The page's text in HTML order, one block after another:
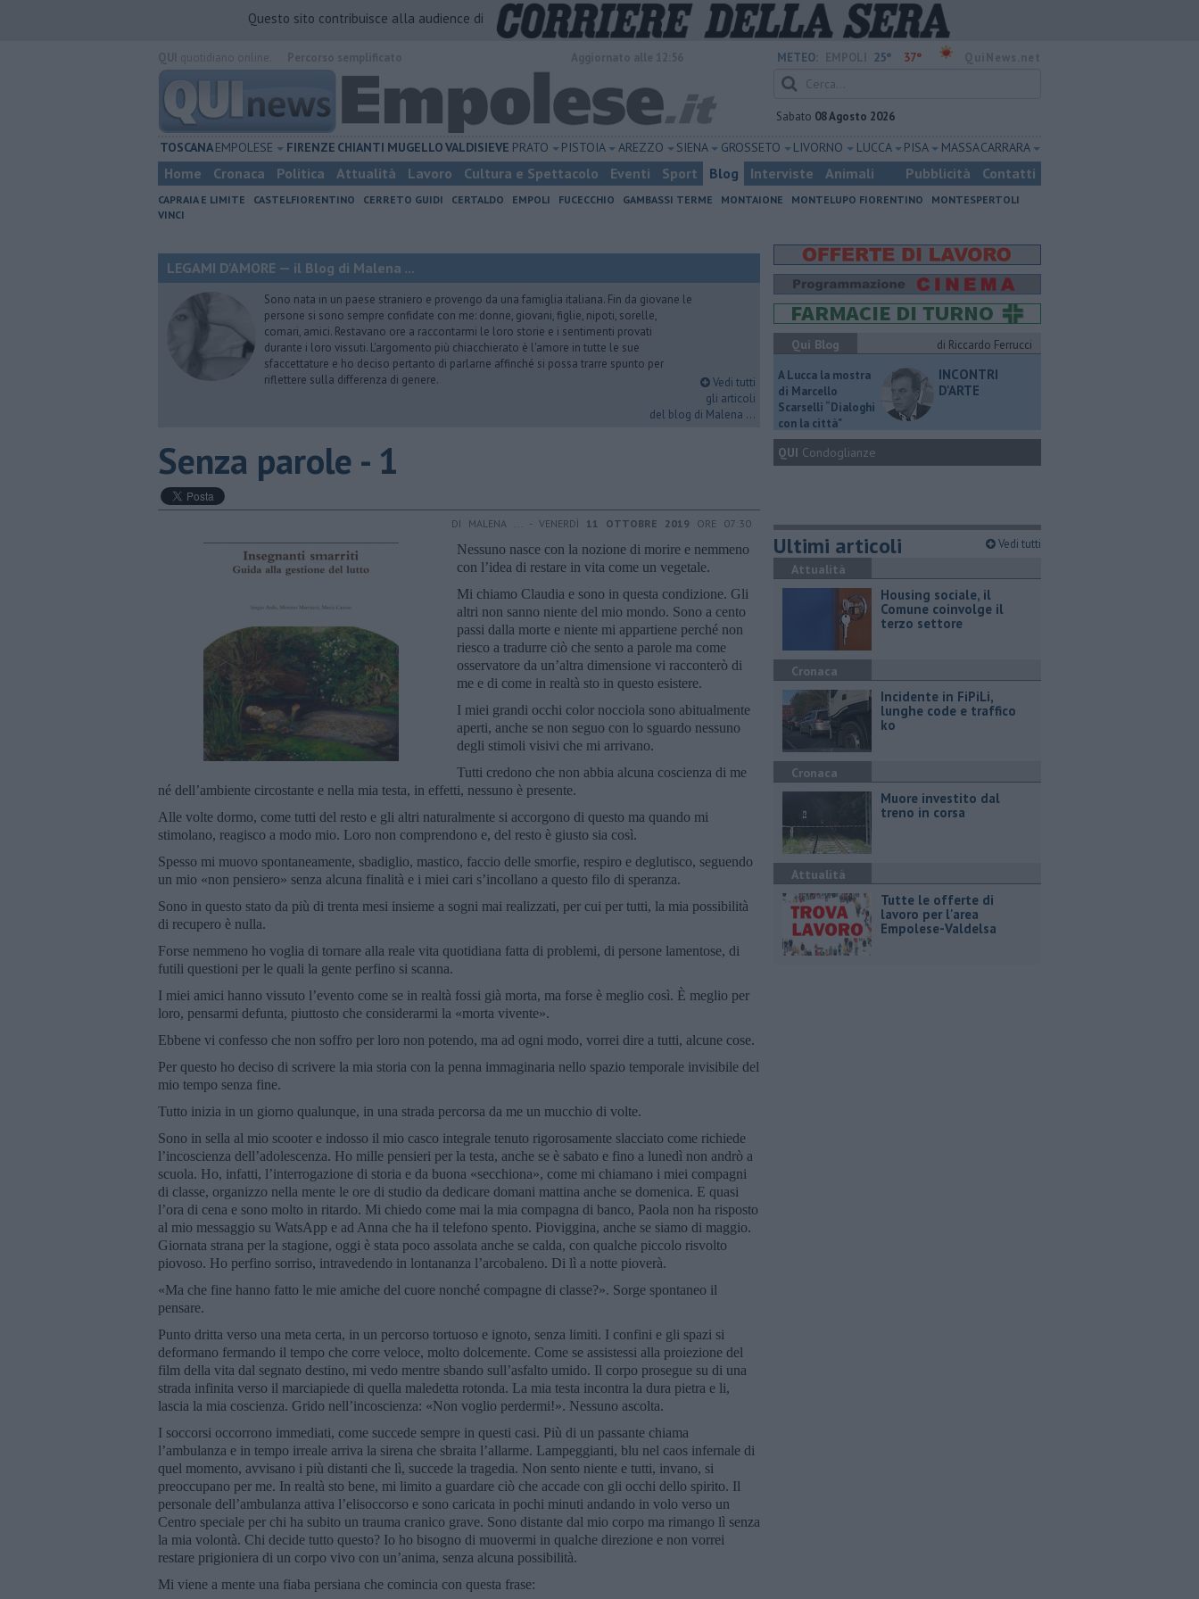
Questo sito contribuisce alla audience di
METEO: 25° 37°
Sabato 08 Agosto 2026
TOSCANAEMPOLESE FIRENZE CHIANTI MUGELLOVALDISIEVE PRATO PISTOIA AREZZO SIENA GROSSETO LIVORNO LUCCA PISA MASSA CARRARA
Home Cronaca Politica Attualità Lavoro Cultura e Spettacolo Eventi Sport Blog Interviste Animali Pubblicità Contatti
CAPRAIA E LIMITE CASTELFIORENTINO CERRETO GUIDI CERTALDO EMPOLI FUCECCHIO GAMBASSI TERME MONTAIONE MONTELUPO FIORENTINO
MONTESPERTOLI
VINCI
LEGAMI D'AMORE — il Blog di Malena ...
Sono nata in un paese straniero e provengo da una famiglia italiana. Fin da giovane le
persone si sono sempre confidate con me: donne, giovani, figlie, nipoti, sorelle,
comari, amici. Restavano ore a raccontarmi le loro storie e i sentimenti provati
durante i loro vissuti. L'argomento più chiacchierato è l'amore in tutte le sue
sfaccettature e ho deciso pertanto di parlarne affinché si possa trarre spunto per
riflettere sulla differenza di genere.
Vedi tutti
gli articoli
del blog di Malena ...
Senza parole - 1
DI MALENA ... - VENERDÌ 11 OTTOBRE 2019 ORE 07:30
Nessuno nasce con la nozione di morire e nemmeno
con l’idea di restare in vita come un vegetale.
Mi chiamo Claudia e sono in questa condizione. Gli
altri non sanno niente del mio mondo. Sono a cento
passi dalla morte e niente mi appartiene perché non
riesco a tradurre ciò che sento a parole ma come
osservatore da un’altra dimensione vi racconterò di
me e di come in realtà sto in questo esistere.
I miei grandi occhi color nocciola sono abitualmente
aperti, anche se non seguo con lo sguardo nessuno
degli stimoli visivi che mi arrivano.
Tutti credono che non abbia alcuna coscienza di me
né dell’ambiente circostante e nella mia testa, in effetti, nessuno è presente.
Alle volte dormo, come tutti del resto e gli altri naturalmente si accorgono di questo ma quando mi
stimolano, reagisco a modo mio. Loro non comprendono e, del resto è giusto sia così.
Spesso mi muovo spontaneamente, sbadiglio, mastico, faccio delle smorfie, respiro e deglutisco, seguendo
un mio «non pensiero» senza alcuna finalità e i miei cari s’incollano a questo filo di speranza.
Sono in questo stato da più di trenta mesi insieme a sogni mai realizzati, per cui per tutti, la mia possibilità
di recupero è nulla.
Forse nemmeno ho voglia di tornare alla reale vita quotidiana fatta di problemi, di persone lamentose, di
futili questioni per le quali la gente perfino si scanna.
I miei amici hanno vissuto l’evento come se in realtà fossi già morta, ma forse è meglio così. È meglio per
loro, pensarmi defunta, piuttosto che considerarmi la «morta vivente».
Ebbene vi confesso che non soffro per loro non potendo, ma ad ogni modo, vorrei dire a tutti, alcune cose.
Per questo ho deciso di scrivere la mia storia con la penna immaginaria nello spazio temporale invisibile del
mio tempo senza fine.
Tutto inizia in un giorno qualunque, in una strada percorsa da me un mucchio di volte.
Sono in sella al mio scooter e indosso il mio casco integrale tenuto rigorosamente slacciato come richiede
l’incoscienza dell’adolescenza. Ho mille pensieri per la testa, anche se è sabato e fino a lunedì non andrò a
scuola. Ho, infatti, l’interrogazione di storia e da buona «secchiona», come mi chiamano i miei compagni
di classe, organizzo nella mente le ore di studio da dedicare domani mattina anche se domenica. E quasi
l’ora di cena e sono molto in ritardo. Mi chiedo come mai la mia compagna di banco, Paola non ha risposto
al mio messaggio su WatsApp e ad Anna che ha il telefono spento. Pioviggina, anche se siamo di maggio.
Giornata strana per la stagione, oggi è stata poco assolata anche se calda, con qualche piccolo risvolto
piovoso. Ho perfino sorriso, intravedendo in lontananza l’arcobaleno. Di lì a notte pioverà.
«Ma che fine hanno fatto le mie amiche del cuore nonché compagne di classe?». Sorge spontaneo il
pensare.
Punto dritta verso una meta certa, in un percorso tortuoso e ignoto, senza limiti. I confini e gli spazi si
deformano fermando il tempo che corre veloce, molto dolcemente. Come se assistessi alla proiezione del
film della vita dal segnato destino, mi vedo mentre sbando sull’asfalto umido. Il corpo prosegue su di una
strada infinita verso il marciapiede di quella maledetta rotonda. La mia testa incontra la dura pietra e li,
lascia la mia coscienza. Grido nell’incoscienza: «Non voglio perdermi!». Nessuno ascolta.
I soccorsi occorrono immediati, come succede sempre in questi casi. Più di un passante chiama
l’ambulanza e in tempo irreale arriva la sirena che sbraita l’allarme. Lampeggianti, blu nel caos infernale di
quel momento, avvisano i più distanti che lì, succede la tragedia. Non sento niente e tutti, invano, si
preoccupano per me. In realtà sto bene, mi limito a guardare ciò che accade con gli occhi dello spirito. Il
personale dell’ambulanza attiva l’elisoccorso e sono caricata in pochi minuti andando in volo verso un
Centro speciale per chi ha subito un trauma cranico grave. Sono distante dal mio corpo ma rimango lì senza
la mia volontà. Chi decide tutto questo? Io ho bisogno di muovermi in qualche direzione e non vorrei
restare prigioniera di un corpo vivo con un’anima, senza alcuna possibilità.
Mi viene a mente una fiaba persiana che comincia con questa frase:
Qui Blog
di Riccardo Ferrucci
A Lucca la mostra
di Marcello
Scarselli “Dialoghi
con la città"
INCONTRI
D'ARTE
QUI Condoglianze
Ultimi articoli Vedi tutti
Attualità
​Housing sociale, il
Comune coinvolge il
terzo settore
Cronaca
Incidente in FiPiLi,
lunghe code e traffico
ko
Cronaca
Muore investito dal
treno in corsa
Attualità
​Tutte le offerte di
lavoro per l'area
Empolese-Valdelsa